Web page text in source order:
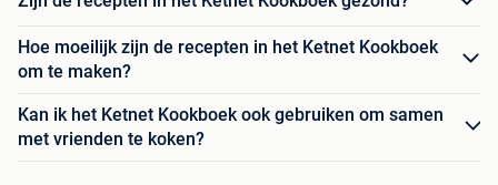
Hoe moeilijk zijn de recepten in het Ketnet Kookboek
om te maken?
Kan ik het Ketnet Kookboek ook gebruiken om samen
met vrienden te koken?